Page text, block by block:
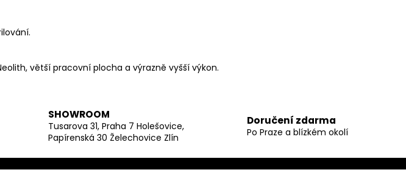
větší pracovní plocha a výrazně vyšší výkon.
SHOWROOM
Tusarova 31, Praha 7 Holešovice,
Papírenská 30 Želechovice Zlín
Doručení zdarma
Po Praze a blízkém okolí